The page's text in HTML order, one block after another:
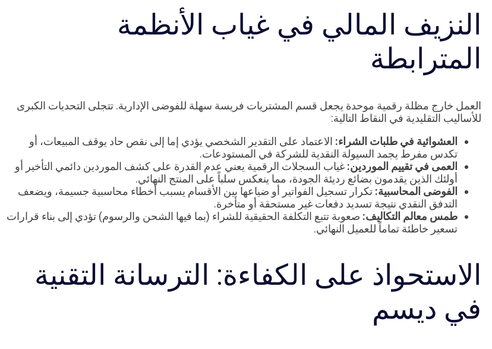
النزيف المالي في غياب الأنظمة
المترابطة
العمل خارج مظلة رقمية موحدة يجعل قسم المشتريات فريسة سهلة للفوضى الإدارية. تتجلى التحديات الكبرى
للأساليب التقليدية في النقاط التالية:
العشوائية في طلبات الشراء: الاعتماد على التقدير الشخصي يؤدي إما إلى نقص حاد يوقف المبيعات، أو
تكدس مفرط يجمد السيولة النقدية للشركة في المستودعات.
العمى في تقييم الموردين: غياب السجلات الرقمية يعني عدم القدرة على كشف الموردين دائمي التأخير أو
أولئك الذين يقدمون بضائع رديئة الجودة، مما ينعكس سلباً على المنتج النهائي.
الفوضى المحاسبية: تكرار تسجيل الفواتير أو ضياعها بين الأقسام يسبب أخطاء محاسبية جسيمة، ويضعف
التدفق النقدي نتيجة تسديد دفعات غير مستحقة أو متأخرة.
طمس معالم التكاليف: صعوبة تتبع التكلفة الحقيقية للشراء (بما فيها الشحن والرسوم) تؤدي إلى بناء قرارات
تسعير خاطئة تماماً للعميل النهائي.
الاستحواذ على الكفاءة: الترسانة التقنية
في ديسم